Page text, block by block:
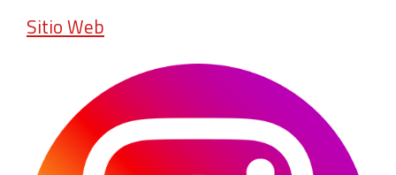
Sitio Web